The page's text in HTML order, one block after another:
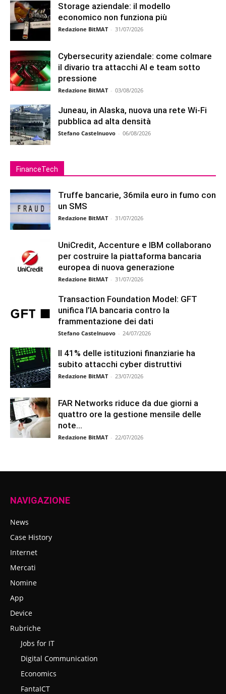
Storage aziendale: il modello
economico non funziona più
Redazione BitMAT - 31/07/2026
Cybersecurity aziendale: come colmare
il divario tra attacchi AI e team sotto
pressione
Redazione BitMAT - 03/08/2026
Juneau, in Alaska, nuova una rete Wi-Fi
pubblica ad alta densità
Stefano Castelnuovo - 06/08/2026
FinanceTech
Truffe bancarie, 36mila euro in fumo con
un SMS
Redazione BitMAT - 31/07/2026
UniCredit, Accenture e IBM collaborano
per costruire la piattaforma bancaria
europea di nuova generazione
Redazione BitMAT - 31/07/2026
Transaction Foundation Model: GFT
unifica l’IA bancaria contro la
frammentazione dei dati
Stefano Castelnuovo - 24/07/2026
Il 41% delle istituzioni finanziarie ha
subito attacchi cyber distruttivi
Redazione BitMAT - 23/07/2026
FAR Networks riduce da due giorni a
quattro ore la gestione mensile delle
note...
Redazione BitMAT - 22/07/2026
NAVIGAZIONE
News
Case History
Internet
Mercati
Nomine
App
Device
Rubriche
Jobs for IT
Digital Communication
Economics
FantaICT